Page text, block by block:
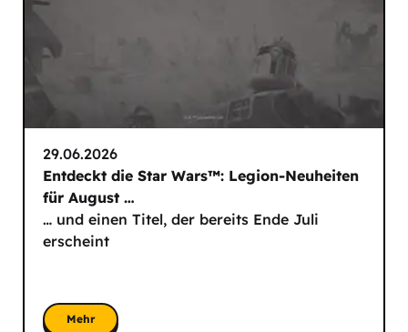
29.06.2026
Entdeckt die Star Wars™: Legion-Neuheiten
für August …
… und einen Titel, der bereits Ende Juli
erscheint
Mehr